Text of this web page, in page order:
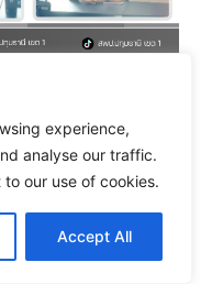
experience,
analyse our traffic.
our use of cookies.
Accept All
Next เรื่อง→